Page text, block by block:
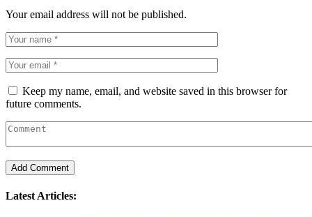
Your email address will not be published.
Keep my name, email, and website saved in this browser for
future comments.
Latest Articles: